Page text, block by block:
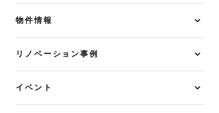
物件情報
リノベーション事例
イベント